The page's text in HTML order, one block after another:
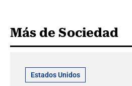
Más de Sociedad
Estados Unidos